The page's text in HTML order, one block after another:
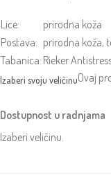
Lice:
prirodna koža
Postava: prirodna koža,
Tabanica: Rieker
Ovaj
Dostupnost u radnjama
Izaberi veličinu.